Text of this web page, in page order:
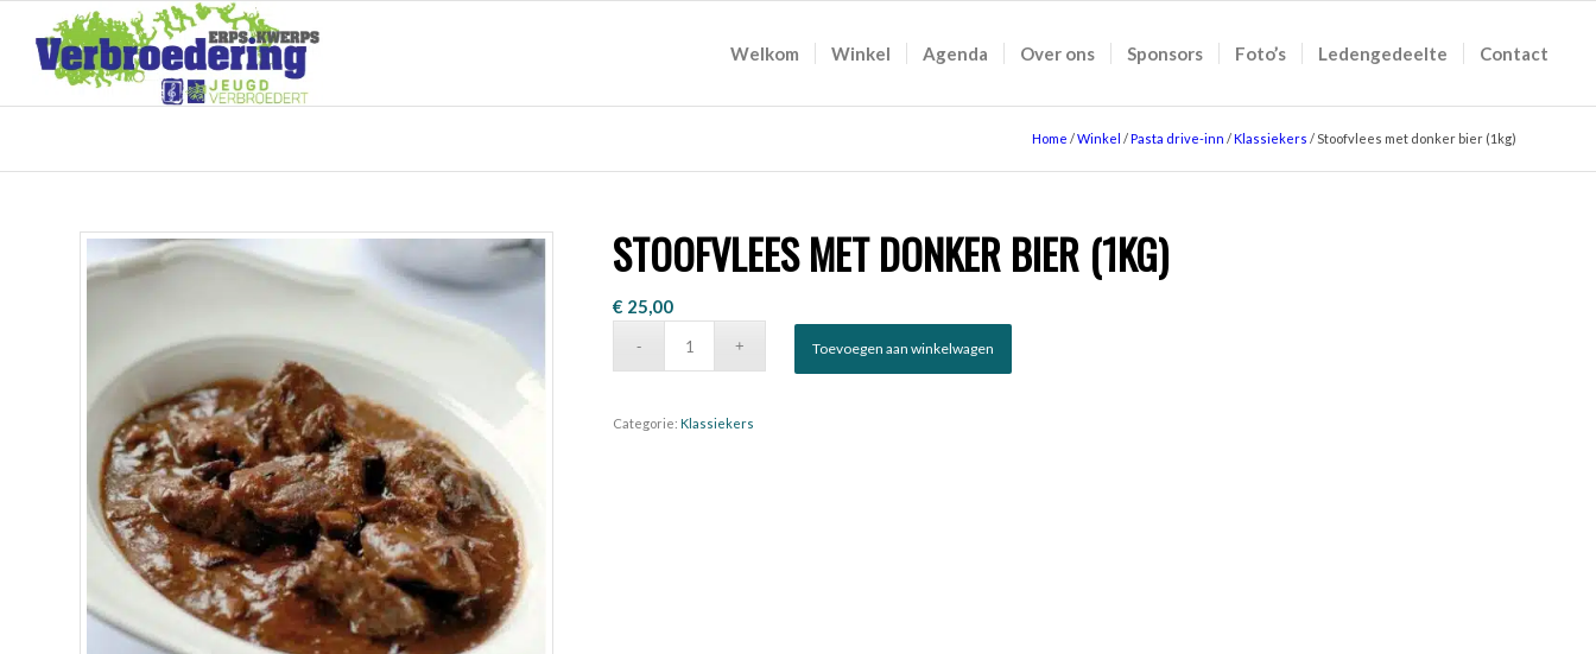
Welkom Winkel Agenda Over ons Sponsors Foto’s Ledengedeelte Contact
Home /Winkel /Pasta drive-inn /Klassiekers /Stoofvlees met donker bier (1kg)
STOOFVLEES MET DONKER BIER (1KG)
€ 25,00
Toevoegen aan winkelwagen
Categorie: Klassiekers